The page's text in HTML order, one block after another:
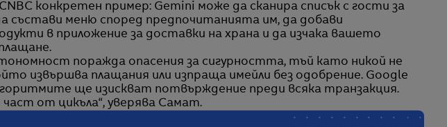
конкретен пример: Gemini може да сканира списък с гости за
състави меню според предпочитанията им, да добави
в приложение за доставки на храна и да изчака вашето
поражда опасения за сигурността, тъй като никой не
извършва плащания или изпраща имейли без одобрение. Google
ще изискват потвърждение преди всяка транзакция.
част от цикъла“, уверява Самат.